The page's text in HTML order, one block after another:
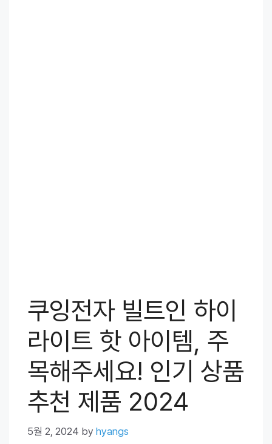
쿠잉전자 빌트인 하이
라이트 핫 아이템, 주
목해주세요! 인기 상품
추천 제품 2024
5월 2, 2024 by hyangs